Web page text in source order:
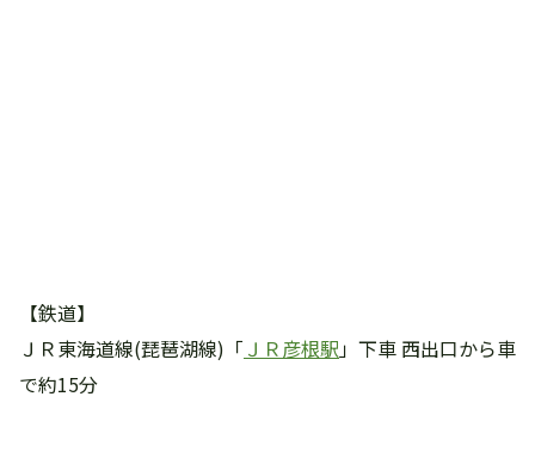
【鉄道】
ＪＲ東海道線(琵琶湖線)「 ＪＲ彦根駅」下車 西出口から車
で約15分